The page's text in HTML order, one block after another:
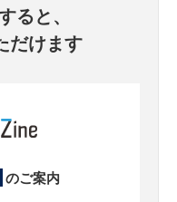
ると、
だけます
のご案内